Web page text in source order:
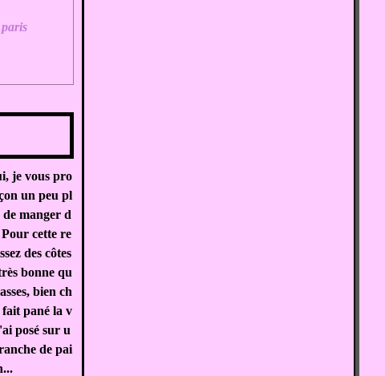
je vous pro
un peu pl
manger d
cette re
des côtes
bonne qu
bien ch
pané la v
posé sur u
de pai